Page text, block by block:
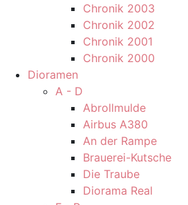
Chronik 2003
Chronik 2002
Chronik 2001
Chronik 2000
Dioramen
A - D
Abrollmulde
Airbus A380
An der Rampe
Brauerei-Kutsche
Die Traube
Diorama Real